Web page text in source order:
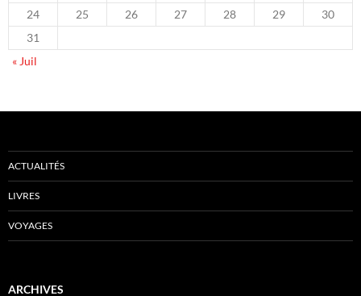
24
25 26 27 28 29
30
31
« Juil
ACTUALITÉS
LIVRES
VOYAGES
ARCHIVES